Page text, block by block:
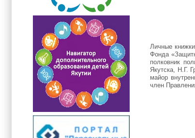
Личные
Фонда
полковник
Якутска, Н.Г.
майор
член